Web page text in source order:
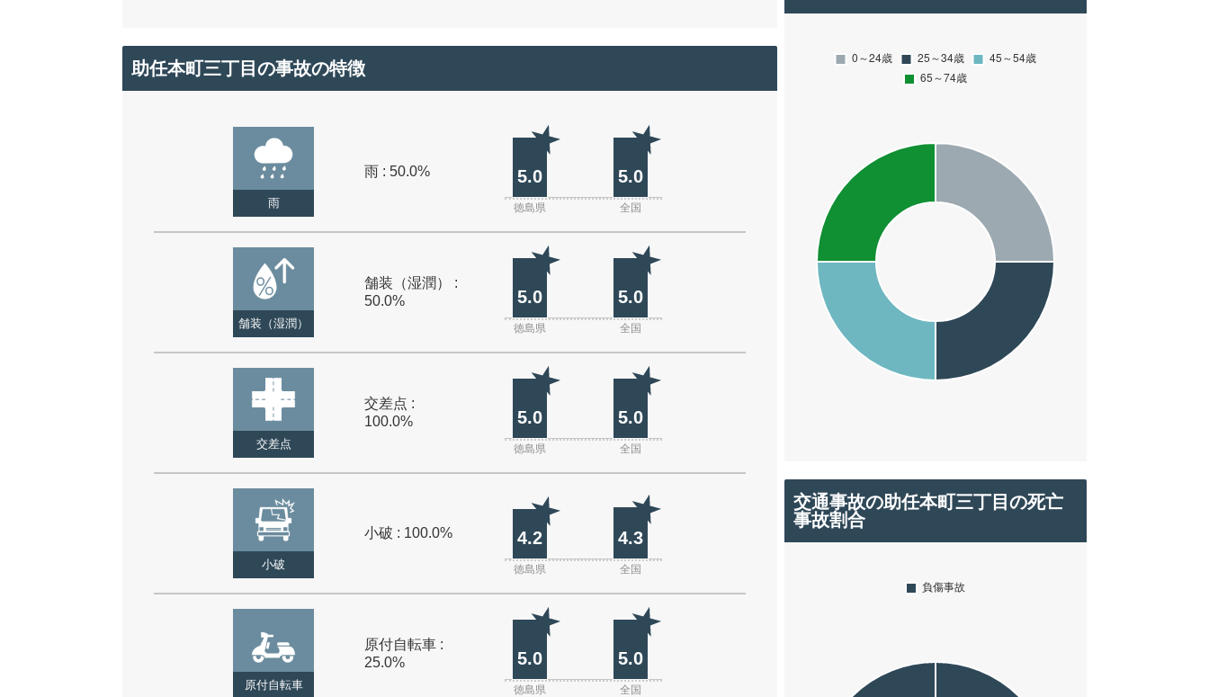
助任本町三丁目の事故の特徴
雨
雨 : 50.0% 5.0 5.0
徳島県 全国
舗装（湿潤）
舗装（湿潤） :
50.0%
5.0 5.0
徳島県 全国
交差点
交差点 :
100.0%
5.0 5.0
徳島県 全国
小破
小破 : 100.0% 4.2 4.3
徳島県 全国
原付自転車
原付自転車 :
25.0%
5.0 5.0
徳島県 全国
交通事故の助任本町三丁目の死亡
事故割合